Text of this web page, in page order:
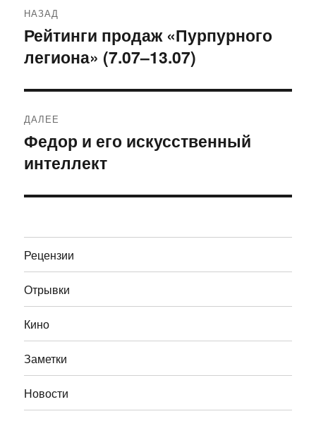
по
записям
НАЗАД
Предыдущая
запись:
Рейтинги продаж «Пурпурного
легиона» (7.07–13.07)
ДАЛЕЕ
Следующая
запись:
Федор и его искусственный
интеллект
Рецензии
Отрывки
Кино
Заметки
Новости